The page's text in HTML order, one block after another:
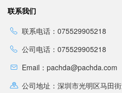
联系我们
联系电话：075529905218
公司电话：075529905218
Email：pachda@pachda.com
公司地址：深圳市光明区马田